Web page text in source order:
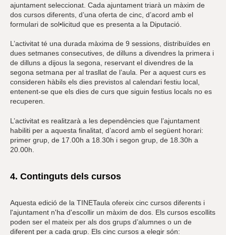
ajuntament seleccionat. Cada ajuntament triarà un màxim de
dos cursos diferents, d’una oferta de cinc, d’acord amb el
formulari de sol•licitud que es presenta a la Diputació.
L’activitat té una durada màxima de 9 sessions, distribuïdes en
dues setmanes consecutives, de dilluns a divendres la primera i
de dilluns a dijous la segona, reservant el divendres de la
segona setmana per al trasllat de l’aula. Per a aquest curs es
consideren hàbils els dies previstos al calendari festiu local,
entenent-se que els dies de curs que siguin festius locals no es
recuperen.
L’activitat es realitzarà a les dependències que l’ajuntament
habiliti per a aquesta finalitat, d’acord amb el següent horari:
primer grup, de 17.00h a 18.30h i segon grup, de 18.30h a
20.00h.
4. Continguts dels cursos
Aquesta edició de la TINETaula ofereix cinc cursos diferents i
l'ajuntament n'ha d'escollir un màxim de dos. Els cursos escollits
poden ser el mateix per als dos grups d’alumnes o un de
diferent per a cada grup. Els cinc cursos a elegir són: